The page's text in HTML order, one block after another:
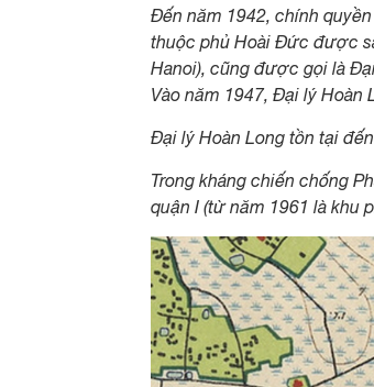
Đến năm 1942, chính
thuộc phủ Hoài Đức được
Hanoi), cũng được gọi là
Vào năm 1947, Đại lý Hoàn
Đại lý Hoàn Long tồn tại
Trong kháng chiến chống
quận I (từ năm 1961 là khu